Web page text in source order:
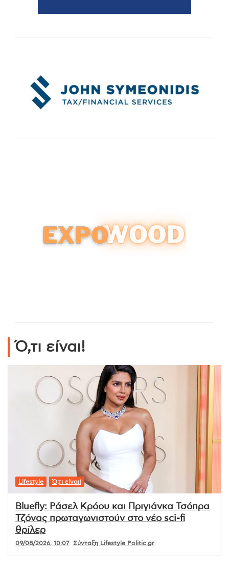
Ό,τι είναι!
Lifestyle Ό,τι είναι!
Bluefly: Ράσελ Κρόου και Πριγιάνκα Τσόπρα
Τζόνας πρωταγωνιστούν στο νέο sci-fi
θρίλερ
09/08/2026, 10:07 Σύνταξη Lifestyle Politic.gr